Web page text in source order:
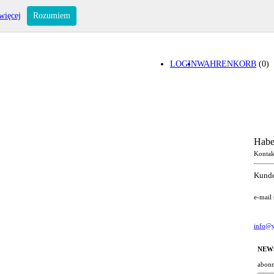
WAHRENKORB (0)
LOGIN
e-mail
Rozumiem